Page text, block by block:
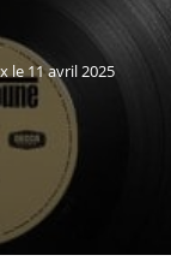
le 11 avril 2025